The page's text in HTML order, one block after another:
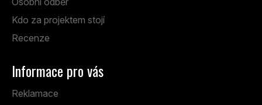
Kdo za projektem stojí
Recenze
Informace pro vás
Reklamace